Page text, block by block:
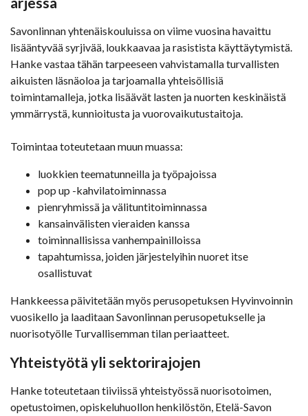
Savonlinnan yhtenäiskouluissa on viime vuosina havaittu
lisääntyvää syrjivää, loukkaavaa ja rasistista käyttäytymistä.
Hanke vastaa tähän tarpeeseen vahvistamalla turvallisten
aikuisten läsnäoloa ja tarjoamalla yhteisöllisiä
toimintamalleja, jotka lisäävät lasten ja nuorten keskinäistä
ymmärrystä, kunnioitusta ja vuorovaikutustaitoja.
Toimintaa toteutetaan muun muassa:
luokkien teematunneilla ja työpajoissa
pop up -kahvilatoiminnassa
pienryhmissä ja välituntitoiminnassa
kansainvälisten vieraiden kanssa
toiminnallisissa vanhempainilloissa
tapahtumissa, joiden järjestelyihin nuoret itse
osallistuvat
Hankkeessa päivitetään myös perusopetuksen Hyvinvoinnin
vuosikello ja laaditaan Savonlinnan perusopetukselle ja
nuorisotyölle Turvallisemman tilan periaatteet.
Yhteistyötä yli sektorirajojen
Hanke toteutetaan tiiviissä yhteistyössä nuorisotoimen,
opetustoimen, opiskeluhuollon henkilöstön, Etelä-Savon